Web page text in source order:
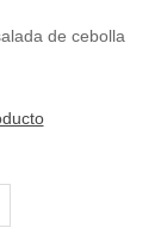
de cebolla